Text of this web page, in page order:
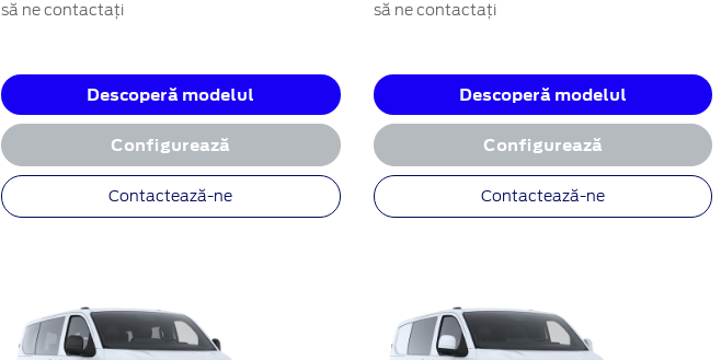
să ne contactați
Descoperă modelul
Configurează
Contactează-ne
să ne contactați
Descoperă modelul
Configurează
Contactează-ne